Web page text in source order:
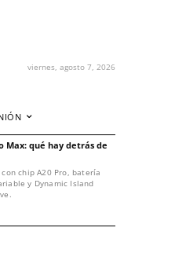
viernes, agosto 7, 2026
Max: qué hay detrás de
chip A20 Pro, batería
y Dynamic Island